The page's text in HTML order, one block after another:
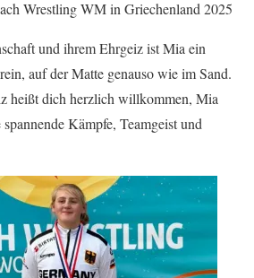
Wrestling WM in Griechenland 2025
und ihrem Ehrgeiz ist Mia ein
auf der Matte genauso wie im Sand.
heißt dich herzlich willkommen, Mia
Kämpfe, Teamgeist und